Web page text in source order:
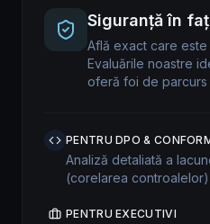
Siguranță în
Află exact care este
Evaluările noastre
oferă foi de
PENTRU DPO &
Analiză detaliată a
(corelarea controalelor)
PENTRU EXECUTIVI